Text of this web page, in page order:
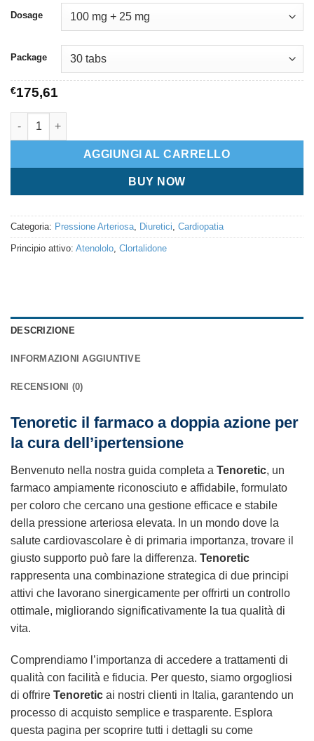
Dosage
Package
€175,61
Tenoretic quantità
AGGIUNGI AL CARRELLO
BUY NOW
Categoria: Pressione Arteriosa Diuretici Cardiopatia
Principio attivo: Atenololo Clortalidone
DESCRIZIONE
INFORMAZIONI AGGIUNTIVE
RECENSIONI (0)
Tenoretic il farmaco a doppia azione per
la cura dell’ipertensione
Benvenuto nella nostra guida completa a Tenoretic, un
farmaco ampiamente riconosciuto e affidabile, formulato
per coloro che cercano una gestione efficace e stabile
della pressione arteriosa elevata. In un mondo dove la
salute cardiovascolare è di primaria importanza, trovare il
giusto supporto può fare la differenza. Tenoretic
rappresenta una combinazione strategica di due principi
attivi che lavorano sinergicamente per offrirti un controllo
ottimale, migliorando significativamente la tua qualità di
vita.
Comprendiamo l’importanza di accedere a trattamenti di
qualità con facilità e fiducia. Per questo, siamo orgogliosi
di offrire Tenoretic ai nostri clienti in Italia, garantendo un
processo di acquisto semplice e trasparente. Esplora
questa pagina per scoprire tutti i dettagli su come